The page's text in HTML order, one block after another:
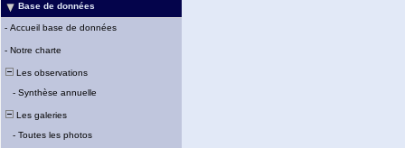
Base de données
- Accueil base de données
- Notre charte
Les observations
- Synthèse annuelle
Les galeries
- Toutes les photos